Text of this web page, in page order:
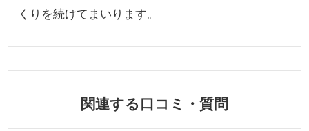
くりを続けてまいります。
関連する口コミ・質問